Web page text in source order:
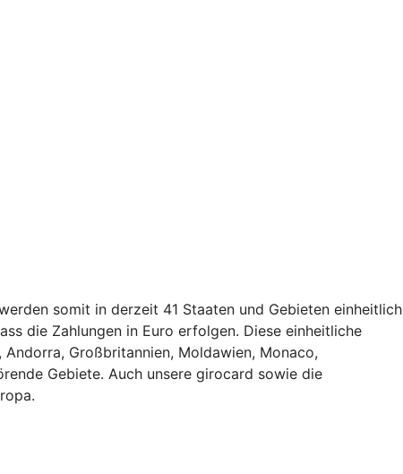
somit in derzeit 41 Staaten und Gebieten einheitlich
die Zahlungen in Euro erfolgen. Diese einheitliche
Großbritannien, Moldawien, Monaco,
Gebiete. Auch unsere girocard sowie die